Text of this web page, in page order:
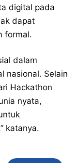
digital pada
dapat
formal.
dalam
nasional. Selain
Hackathon
nyata,
katanya.